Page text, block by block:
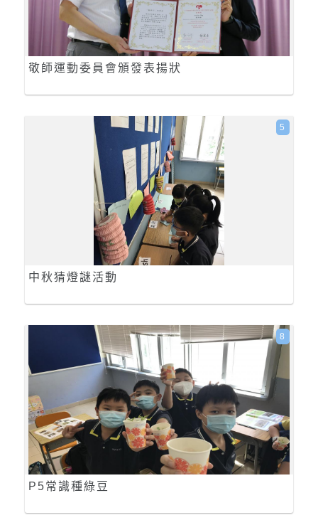
敬師運動委員會頒發表揚狀
中秋猜燈謎活動
5
P5常識種綠豆
8